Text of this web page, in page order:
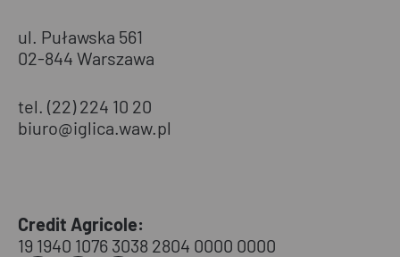
ul. Puławska 561
02-844 Warszawa
tel. (22) 224 10 20
biuro@iglica.waw.pl
Credit Agricole:
19 1940 1076 3038 2804 0000 0000